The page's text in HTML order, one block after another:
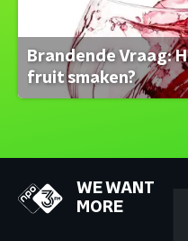
Brandende Vraag:
fruit smaken?
WE WANT
MORE